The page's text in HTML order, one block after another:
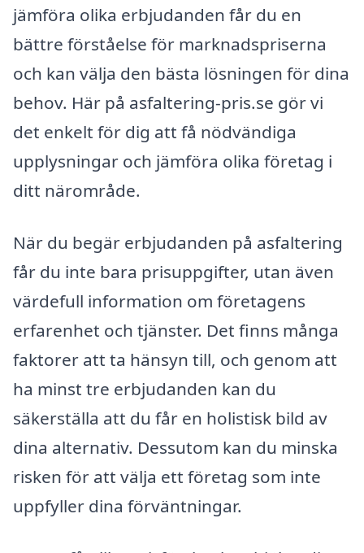
jämföra olika erbjudanden får du en
bättre förståelse för marknadspriserna
och kan välja den bästa lösningen för dina
behov. Här på asfaltering-pris.se gör vi
det enkelt för dig att få nödvändiga
upplysningar och jämföra olika företag i
ditt närområde.
När du begär erbjudanden på asfaltering
får du inte bara prisuppgifter, utan även
värdefull information om företagens
erfarenhet och tjänster. Det finns många
faktorer att ta hänsyn till, och genom att
ha minst tre erbjudanden kan du
säkerställa att du får en holistisk bild av
dina alternativ. Dessutom kan du minska
risken för att välja ett företag som inte
uppfyller dina förväntningar.